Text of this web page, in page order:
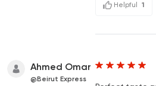
Helpful 1
Ahmed Omar
@Beirut Express